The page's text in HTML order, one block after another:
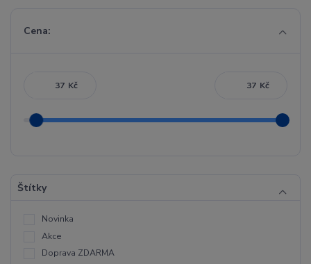
Cena:
Kč Kč
Štítky
Novinka
Akce
Doprava ZDARMA